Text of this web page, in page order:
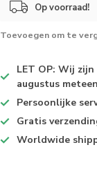
Op voorraad!
Toevoegen om te
LET OP: Wij
augustus
Persoonlijke
Gratis
Worldwide